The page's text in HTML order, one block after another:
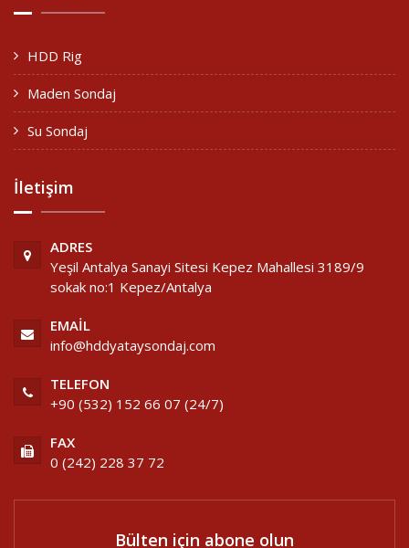
HDD Rig
Maden Sondaj
Su Sondaj
İletişim
ADRES
Yeşil Antalya Sanayi Sitesi Kepez Mahallesi 3189/9
sokak no:1 Kepez/Antalya
EMAIL
info@hddyataysondaj.com
TELEFON
+90 (532) 152 66 07 (24/7)
FAX
0 (242) 228 37 72
Bülten için abone olun